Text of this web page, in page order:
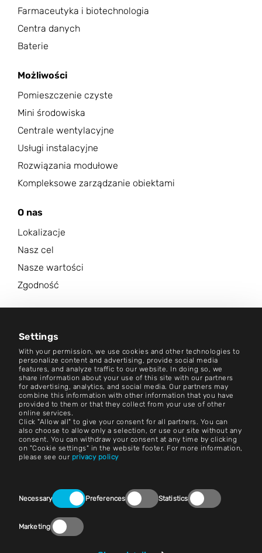
Settings
With your permission, we use cookies and other technologies to
personalize content and advertising, provide social media
features, and analyze traffic to our website. In doing so, we
share information about your use of this site with our partners
for advertising, analytics, and social media. Our partners may
combine this information with other information that you have
provided to them or that they collect from your use of other
online services.
Click "Allow all" to give your consent for all partners. You can
also choose to allow only a selection, or use our site without any
consent. You can withdraw your consent at any time by clicking
on "Cookie settings" in the website footer. For more information,
please see our privacy policy
Selection
Necessary Preferences Statistics
Marketing
Farmaceutyka i biotechnologia
Centra danych
Baterie
Możliwości
Pomieszczenie czyste
Mini środowiska
Centrale wentylacyjne
Usługi instalacyjne
Rozwiązania modułowe
Kompleksowe zarządzanie obiektami
O nas
Lokalizacje
Nasz cel
Nasze wartości
Zgodność
Centrum aktualności
Kontakt
Kariera
Zasady i warunki
Nadruk
Nota prawna
Kontakt
Ustawienia plików cookie